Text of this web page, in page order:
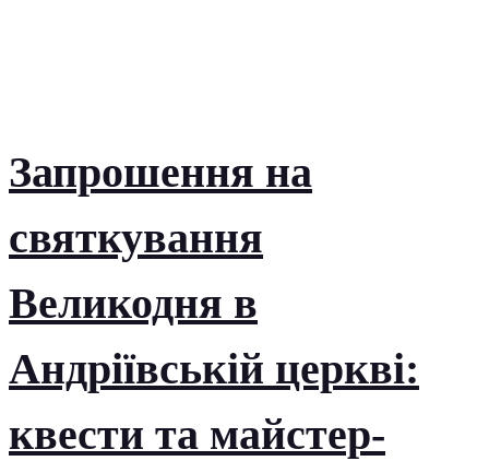
Запрошення на
святкування
Великодня в
Андріївській церкві:
квести та майстер-